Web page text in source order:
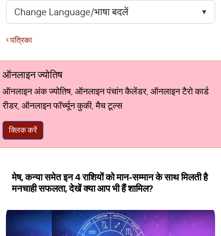
पत्रिका
ऑनलाइन ज्योतिष
ऑनलाइन अंक ज्योतिष, ऑनलाइन पंचांग कैलेंडर, ऑनलाइन टैरो कार्ड
रीडर, ऑनलाइन फॉर्च्यून कुकी, मैच टूल्स
क्लिक करें
मेष, कन्या समेत इन 4 राशियों को मान-सम्मान के साथ मिलती है
मनचाही सफलता, देखें क्या आप भी हैं शामिल?